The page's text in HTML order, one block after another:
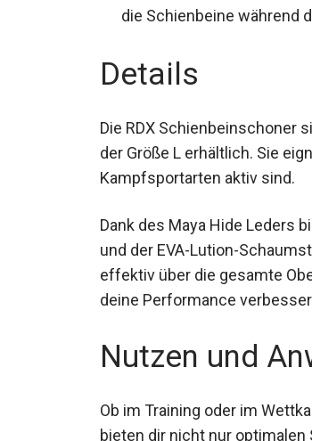
die Schienbeine während
Details
Die RDX Schienbeinschoner
der Größe L erhältlich. Sie
der Kampfsportarten aktiv sind.
Dank des Maya Hide Leders
und der EVA-Lution-
Stöße effektiv über die
kann deine Performance
Nutzen und
Ob im Training oder im
bieten dir nicht nur